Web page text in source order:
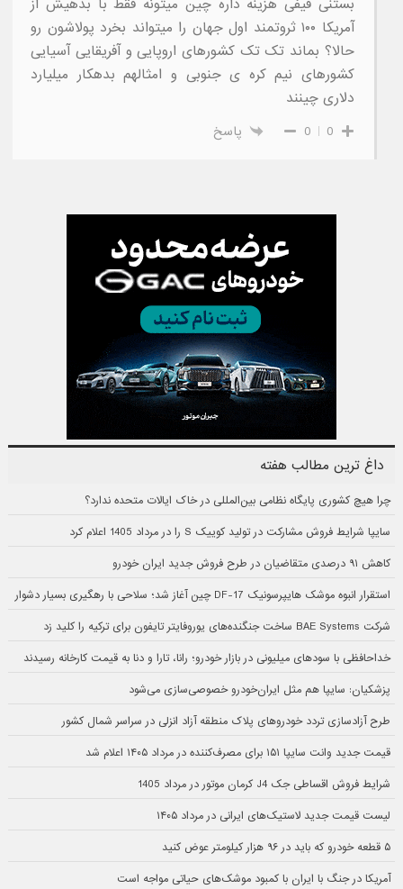
آمریکا ۱۰۰ ثروتمند اول جهان را میتواند بخرد پولاشون رو
حالا؟ بماند تک تک کشورهای اروپایی و آفریقایی آسیایی
کشورهای نیم کره ی جنوبی و امثالهم بدهکار میلیارد
دلاری چینند
0
0 پاسخ
داغ ترین مطالب هفته
چرا هیچ کشوری پایگاه نظامی بین‌المللی در خاک ایالات متحده ندارد؟
سایپا شرایط فروش مشارکت در تولید کوییک S را در مرداد 1405 اعلام کرد
کاهش ۹۱ درصدی متقاضیان در طرح فروش جدید ایران خودرو
استقرار انبوه موشک هایپرسونیک DF-17 چین آغاز شد؛ سلاحی با رهگیری بسیار دشوار
شرکت BAE Systems ساخت جنگنده‌های یوروفایتر تایفون برای ترکیه را کلید زد
خداحافظی با سودهای میلیونی در بازار خودرو؛ رانا، تارا و دنا به قیمت کارخانه رسیدند
پزشکیان: سایپا هم مثل ایران‌خودرو خصوصی‌سازی می‌شود
طرح آزادسازی تردد خودروهای پلاک منطقه آزاد انزلی در سراسر شمال کشور
قیمت جدید وانت سایپا ۱۵۱ برای مصرف‌کننده در مرداد ۱۴۰۵ اعلام شد
شرایط فروش اقساطی جک J4 کرمان موتور در مرداد 1405
لیست قیمت جدید لاستیک‌های ایرانی در مرداد ۱۴۰۵
۵ قطعه خودرو که باید در ۹۶ هزار کیلومتر عوض کنید
آمریکا در جنگ با ایران با کمبود موشک‌های حیاتی مواجه است